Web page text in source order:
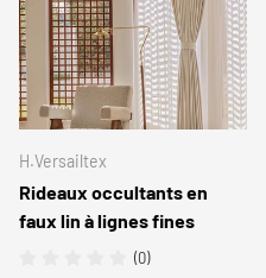
H.Versailtex
Rideaux occultants en
faux lin à lignes fines
(0)